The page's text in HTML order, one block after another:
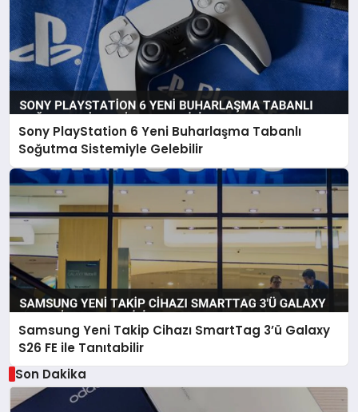
Sony PlayStation 6 Yeni Buharlaşma Tabanlı
Soğutma Sistemiyle Gelebilir
Samsung Yeni Takip Cihazı SmartTag 3’ü Galaxy
S26 FE ile Tanıtabilir
Son Dakika